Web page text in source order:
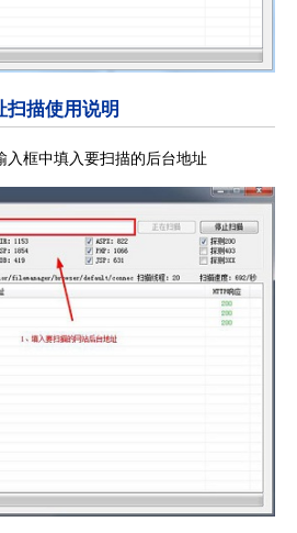
扫描使用说明
框中填入要扫描的后台地址